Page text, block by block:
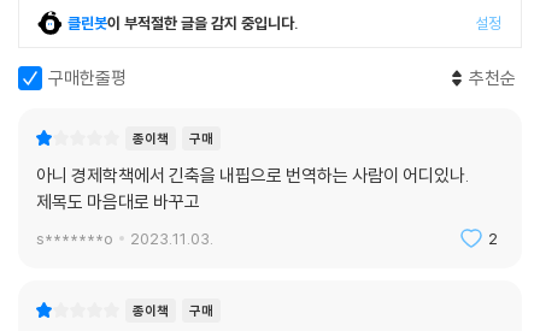
의 맹점을 피하려면 폭넓은 시각의 접근법이 필요하다. 신자유주의 경제학
화를 경제가 부유해지는 길이라고 설명한다. 그러나 사영화의 결과는 공기
자는 독점 지대를 지불해야 한다. 그래서 기본적 서비스를 받으려면 부채
문에 사람들은 소득의 큰 몫을 대출금 상환에 써야 하고, 자동차 할부금과
신용카드 사용액이 추가로 소득을 빼내간다. 이렇게 개인의 소득에서 채권
자들과 그들과 연합한 금융 부문에 지불되는 액수는 점점 더 커진다.
하지 않는다고 지적한다. 또 미국 등 서구 내 불평등과 경기 침체가 점차 심
(국가자본주의, 산업사회주의)으로 성장했으나 그 성공 비법을 타국에 알
생산성과 생활수준을 향상시켰음에도 서구 경제학에서는 이 방식이 ‘시장
을 왜곡’한다는 이유로 ‘실수’라고 가르친다. 이로써 실제 무역과 투자가 이
루어지는 과정과 대학에서 가르치는 경제학 이론 사이에 거대한 간극이 생
겼다. 지금 대학의 교육 과정 속 경제학 이론으로는 국영 기업이 생산의 3
지금 우리에게 필요한 것은 서구를 양극화와 내핍으로 괴롭히는 문제들을
클린봇이 부적절한 글을 감지 중입니다. 설정
구매한줄평 추천순
종이책 구매
아니 경제학책에서 긴축을 내핍으로 번역하는 사람이 어디있나.
제목도 마음대로 바꾸고
s*******o 2023.11.03. 2
종이책 구매